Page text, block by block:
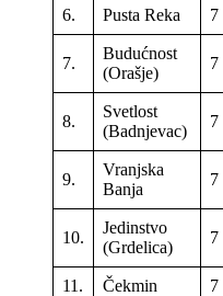
6. Pusta Reka 7
7.
Budućnost
(Orašje)
7
8.
Svetlost
(Badnjevac)
7
9.
Vranjska
Banja
7
10.
Jedinstvo
(Grdelica)
7
11. Čekmin 7